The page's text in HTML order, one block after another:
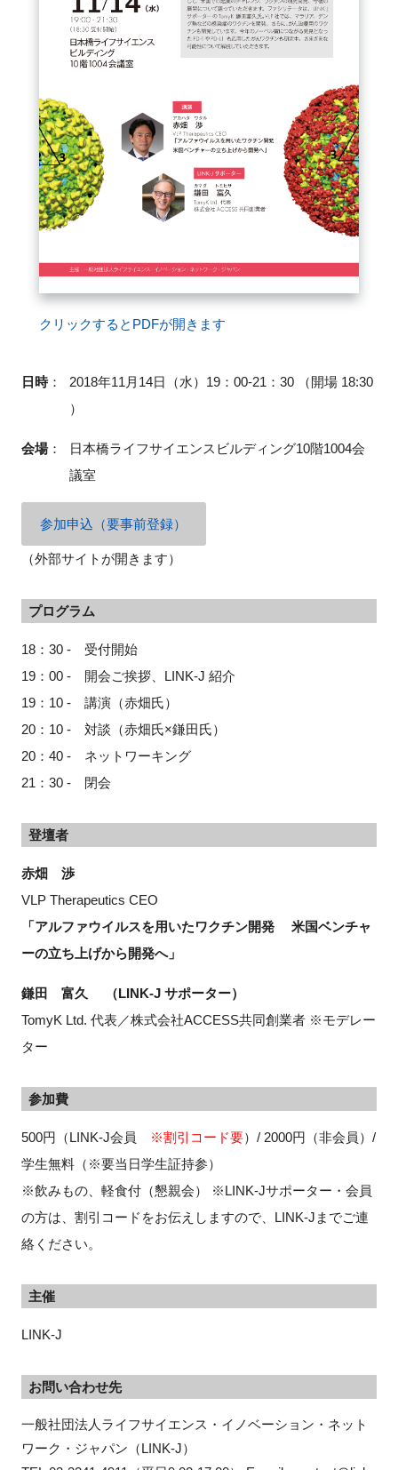
クリックするとPDFが開きます
日時：
2018年11月14日（水）19：00-21：30 （開場 18:30
）
会場：
日本橋ライフサイエンスビルディング10階1004会
議室
参加申込（要事前登録）
（外部サイトが開きます）
プログラム
18：30 - 受付開始
19：00 - 開会ご挨拶、LINK-J 紹介
19：10 - 講演（赤畑氏）
20：10 - 対談（赤畑氏×鎌田氏）
20：40 - ネットワーキング
21：30 - 閉会
登壇者
赤畑 渉
VLP Therapeutics CEO
「アルファウイルスを用いたワクチン開発 米国ベンチャ
ーの立ち上げから開発へ」
鎌田 富久
（LINK-J サポーター）
TomyK Ltd. 代表／株式会社ACCESS共同創業者 ※モデレー
ター
参加費
500円（LINK-J会員 ※割引コード要）/ 2000円（非会員）/
学生無料（※要当日学生証持参）
※飲みもの、軽食付（懇親会） ※LINK-Jサポーター・会員
の方は、割引コードをお伝えしますので、LINK-Jまでご連
絡ください。
主催
LINK-J
お問い合わせ先
一般社団法人ライフサイエンス・イノベーション・ネット
ワーク・ジャパン（LINK-J）